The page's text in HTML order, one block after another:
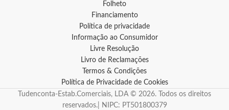
Folheto
Financiamento
Política de privacidade
Informação ao Consumidor
Livre Resolução
Livro de Reclamações
Termos & Condições
Política de Privacidade de Cookies
Tudenconta-Estab.Comerciais, LDA © 2026. Todos os direitos
reservados.| NIPC: PT501800379